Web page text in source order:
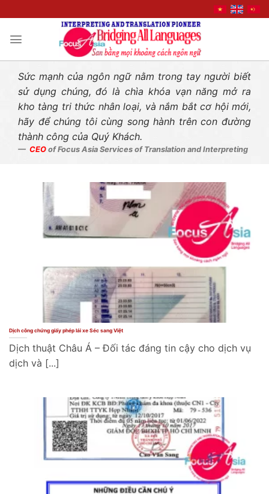
Sức mạnh của ngôn ngữ nằm trong tay người biết
sử dụng chúng, đó là chìa khóa vạn năng mở ra
kho tàng tri thức nhân loại, và nắm bắt cơ hội mới,
hãy để chúng tôi cùng song hành trên con đường
thành công của Quý Khách.
CEO of Focus Asia Services of Translation and Interpreting
Dịch công chứng giấy phép lái xe Séc sang Việt
Dịch thuật Châu Á – Đối tác đáng tin cậy cho dịch vụ
dịch và [...]